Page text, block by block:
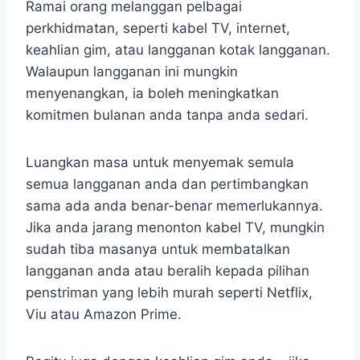
Ramai orang melanggan pelbagai
perkhidmatan, seperti kabel TV, internet,
keahlian gim, atau langganan kotak langganan.
Walaupun langganan ini mungkin
menyenangkan, ia boleh meningkatkan
komitmen bulanan anda tanpa anda sedari.
Luangkan masa untuk menyemak semula
semua langganan anda dan pertimbangkan
sama ada anda benar-benar memerlukannya.
Jika anda jarang menonton kabel TV, mungkin
sudah tiba masanya untuk membatalkan
langganan anda atau beralih kepada pilihan
penstriman yang lebih murah seperti Netflix,
Viu atau Amazon Prime.